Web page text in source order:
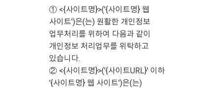
① <{사이트명}>('{사이트명} 웹
사이트')은(는) 원활한 개인정보
업무처리를 위하여 다음과 같이
개인정보 처리업무를 위탁하고
있습니다.
② <{사이트명}>('{사이트URL}' 이하
'{사이트명} 웹 사이트')은(는)